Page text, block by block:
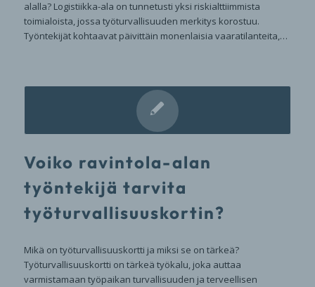
alalla? Logistiikka-ala on tunnetusti yksi riskialttiimmista
toimialoista, jossa työturvallisuuden merkitys korostuu.
Työntekijät kohtaavat päivittäin monenlaisia vaaratilanteita,…
Voiko ravintola-alan
työntekijä tarvita
työturvallisuuskortin?
Mikä on työturvallisuuskortti ja miksi se on tärkeä?
Työturvallisuuskortti on tärkeä työkalu, joka auttaa
varmistamaan työpaikan turvallisuuden ja terveellisen